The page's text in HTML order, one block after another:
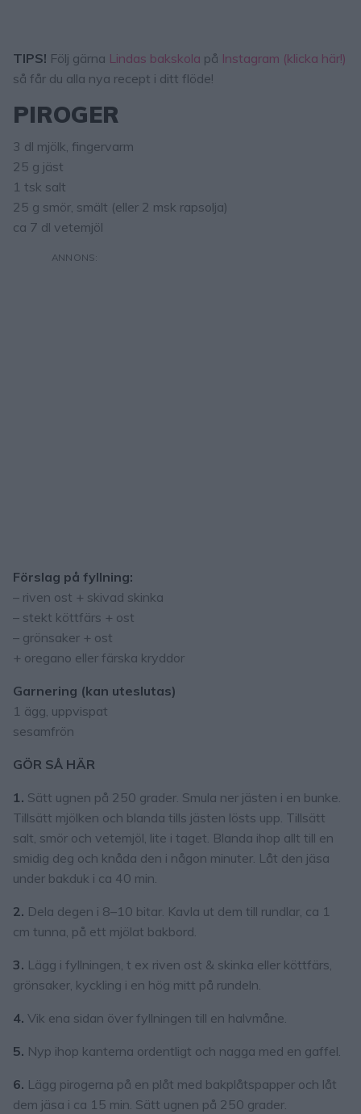
TIPS! Följ gärna Lindas bakskola på Instagram (klicka här!)
så får du alla nya recept i ditt flöde!
PIROGER
3 dl mjölk, fingervarm
25 g jäst
1 tsk salt
25 g smör, smält (eller 2 msk rapsolja)
ca 7 dl vetemjöl
Förslag på fyllning:
– riven ost + skivad skinka
– stekt köttfärs + ost
– grönsaker + ost
+ oregano eller färska kryddor
Garnering (kan uteslutas)
1 ägg, uppvispat
sesamfrön
GÖR SÅ HÄR
1. Sätt ugnen på 250 grader. Smula ner jästen i en bunke.
Tillsätt mjölken och blanda tills jästen lösts upp. Tillsätt
salt, smör och vetemjöl, lite i taget. Blanda ihop allt till en
smidig deg och knåda den i någon minuter. Låt den jäsa
under bakduk i ca 40 min.
2. Dela degen i 8–10 bitar. Kavla ut dem till rundlar, ca 1
cm tunna, på ett mjölat bakbord.
3. Lägg i fyllningen, t ex riven ost & skinka eller köttfärs,
grönsaker, kyckling i en hög mitt på rundeln.
4. Vik ena sidan över fyllningen till en halvmåne.
5. Nyp ihop kanterna ordentligt och nagga med en gaffel.
6. Lägg pirogerna på en plåt med bakplåtspapper och låt
dem jäsa i ca 15 min. Sätt ugnen på 250 grader.